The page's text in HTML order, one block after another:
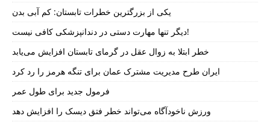
یکی از بزرگترین خطرات تابستان: کم آبی بدن
دیگر تنها مهارت دستی در دندانپزشکی کافی نیست!
خطر ابتلا به زوال عقل در گرمای تابستان افزایش می‌یابد
ایران طرح مدیریت مشترک عمان برای تنگه هرمز را رد کرد
فرمول جدید برای طول عمر
ورزش ناخودآگاه می‌تواند خطر فتق دیسک را افزایش دهد